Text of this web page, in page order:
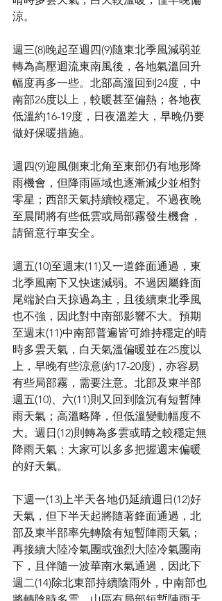
涼。
週三(8)晚起至週四(9)隨東北季風減弱並
轉為高壓迴流東南風後，各地氣溫回升
幅度再多一些。北部高溫回到24度，中
南部26度以上，較暖甚至偏熱；各地夜
低溫約16-19度，日夜溫差大，早晚仍要
做好保暖措施。
週四(9)迎風側東北角至東部仍有地形降
雨機會，但降雨區域也逐漸減少並相對
零星；西部天氣持續較穩定。不過夜晚
至晨間將有些低雲或局部霧發生機會，
請留意行車安全。
週五(10)至週末(11)又一道鋒面通過，東
北季風南下又快速減弱。不過因屬鋒面
尾端於白天掠過為主，且後續東北季風
也不強，因此對中南部影響不大。預期
至週末(11)中南部普遍皆可維持穩定的晴
時多雲天氣，白天氣溫偏暖並在25度以
上，早晚有些涼意(約17-20度)，亦容易
有些局部霧，需要注意。北部及東半部
週五(10)、六(11)則又回到陰沉有短暫陣
雨天氣；高溫略降，但低溫變動幅度不
大。週日(12)則轉為多雲或晴之較穩定無
降雨天氣；大家可以多多把握週末偏暖
的好天氣。
下週一(13)上半天各地仍延續週日(12)好
天氣，但下半天起將隨著鋒面通過，北
部及東半部率先轉陰有短暫陣雨天氣；
再接續大陸冷氣團或強烈大陸冷氣團南
下，且伴隨一波華南水氣通過，因此下
週二(14)除北東部持續陰雨外，中南部也